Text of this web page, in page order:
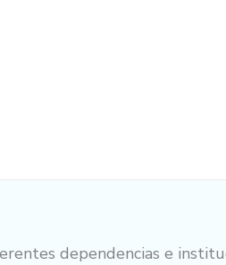
dependencias e